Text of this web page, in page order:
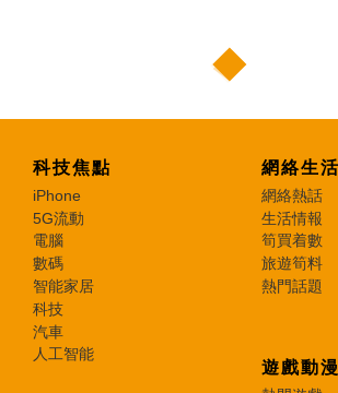
科技焦點
iPhone
5G流動
電腦
數碼
智能家居
科技
汽車
人工智能
網絡生活
網絡熱話
生活情報
筍買着數
旅遊筍料
熱門話題
遊戲動漫